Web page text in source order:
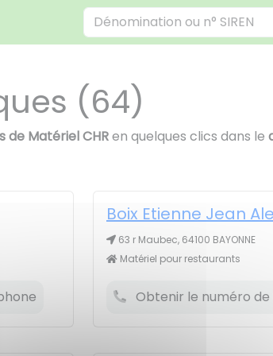
(64)
de Matériel CHRen quelques clics dans le
Boix Etienne Jean
63 r Maubec, 64100 BAYONNE
Matériel pour restaurants
Obtenir le numéro